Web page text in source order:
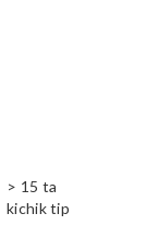
> 15 ta
kichik tip